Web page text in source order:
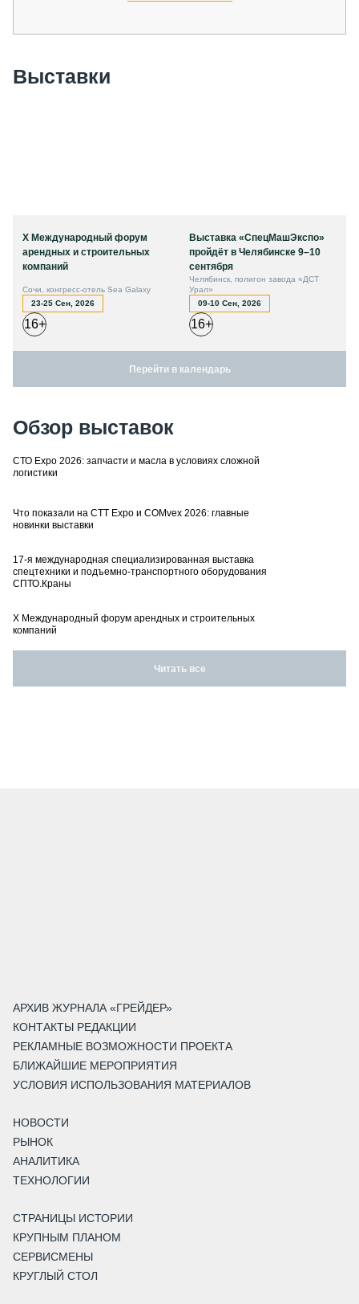
Выставки
X Международный форум
арендных и строительных
компаний
Сочи, конгресс-отель Sea Galaxy
23-25 Сен, 2026
16+
Выставка «СпецМашЭкспо»
пройдёт в Челябинске 9–10
сентября
Челябинск, полигон завода «ДСТ
Урал»
09-10 Сен, 2026
16+
Перейти в календарь
Обзор выставок
СТО Expo 2026: запчасти и масла в условиях сложной
логистики
Что показали на CTT Expo и COMvex 2026: главные
новинки выставки
17-я международная специализированная выставка
спецтехники и подъемно-транспортного оборудования
СПТО.Краны
X Международный форум арендных и строительных
компаний
Читать все
АРХИВ ЖУРНАЛА «ГРЕЙДЕР»
КОНТАКТЫ РЕДАКЦИИ
РЕКЛАМНЫЕ ВОЗМОЖНОСТИ ПРОЕКТА
БЛИЖАЙШИЕ МЕРОПРИЯТИЯ
УСЛОВИЯ ИСПОЛЬЗОВАНИЯ МАТЕРИАЛОВ
НОВОСТИ
РЫНОК
АНАЛИТИКА
ТЕХНОЛОГИИ
СТРАНИЦЫ ИСТОРИИ
КРУПНЫМ ПЛАНОМ
СЕРВИСМЕНЫ
КРУГЛЫЙ СТОЛ